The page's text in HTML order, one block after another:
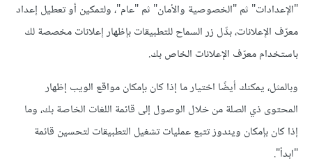
"الإعدادات" ثم "الخصوصية والأمان" ثم "عام"، ولتمكين أو تعطيل إعداد
معرّف الإعلانات، بدِّل زر السماح للتطبيقات بإظهار إعلانات مخصصة لك
باستخدام معرّف الإعلانات الخاص بك.
وبالمثل، يمكنك أيضًا اختيار ما إذا كان بإمكان مواقع الويب إظهار
المحتوى ذي الصلة من خلال الوصول إلى قائمة اللغات الخاصة بك، وما
إذا كان بإمكان ويندوز تتبع عمليات تشغيل التطبيقات لتحسين قائمة
"ابدأ".